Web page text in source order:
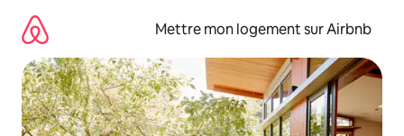
directement
contenu
Mettre mon logement sur Airbnb